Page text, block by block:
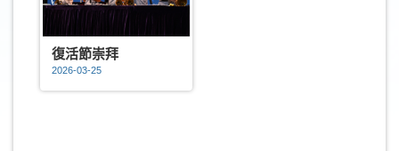
復活節崇拜
2026-03-25